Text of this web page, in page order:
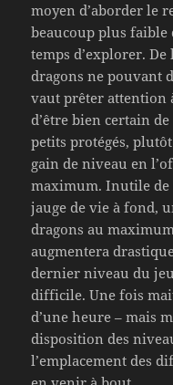
moyen d’aborder le
beaucoup plus
temps d’explorer.
dragons ne pouvant
vaut prêter attention
d’être bien certain
petits protégés,
gain de niveau en
maximum. Inutile de
jauge de vie à fond,
dragons au
augmentera
dernier niveau du
difficile. Une fois
d’une heure – mais
disposition des
l’emplacement des